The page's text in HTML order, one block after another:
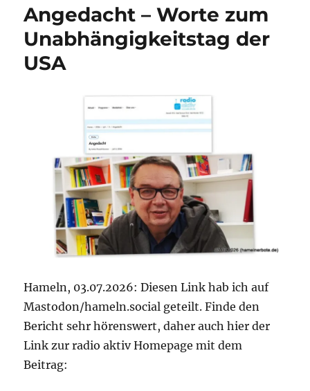
Zum
Tacheles-
Angedacht – Worte zum
Unabhängigkeitstag der
USA
Hameln, 03.07.2026: Diesen Link hab ich auf
Mastodon/hameln.social geteilt. Finde den
Bericht sehr hörenswert, daher auch hier der
Link zur radio aktiv Homepage mit dem
Beitrag: